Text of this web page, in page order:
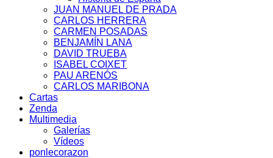
JUAN MANUEL DE PRADA
CARLOS HERRERA
CARMEN POSADAS
BENJAMÍN LANA
DAVID TRUEBA
ISABEL COIXET
PAU ARENÓS
CARLOS MARIBONA
Cartas
Zenda
Multimedia
Galerías
Vídeos
ponlecorazon